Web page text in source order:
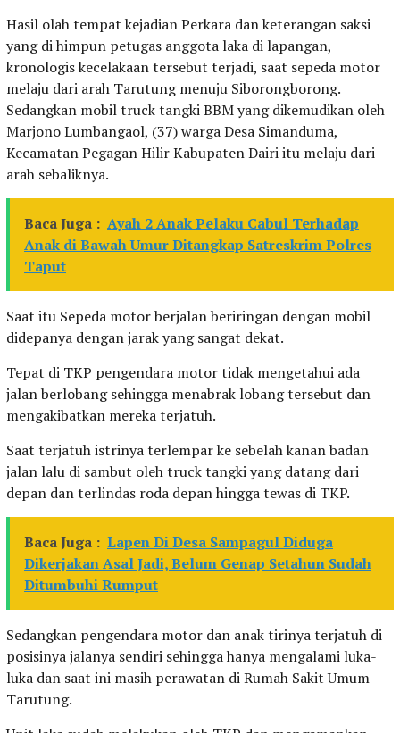
Hasil olah tempat kejadian Perkara dan keterangan saksi
yang di himpun petugas anggota laka di lapangan,
kronologis kecelakaan tersebut terjadi, saat sepeda motor
melaju dari arah Tarutung menuju Siborongborong.
Sedangkan mobil truck tangki BBM yang dikemudikan oleh
Marjono Lumbangaol, (37) warga Desa Simanduma,
Kecamatan Pegagan Hilir Kabupaten Dairi itu melaju dari
arah sebaliknya.
Baca Juga : Ayah 2 Anak Pelaku Cabul Terhadap
Anak di Bawah Umur Ditangkap Satreskrim Polres
Taput
Saat itu Sepeda motor berjalan beriringan dengan mobil
didepanya dengan jarak yang sangat dekat.
Tepat di TKP pengendara motor tidak mengetahui ada
jalan berlobang sehingga menabrak lobang tersebut dan
mengakibatkan mereka terjatuh.
Saat terjatuh istrinya terlempar ke sebelah kanan badan
jalan lalu di sambut oleh truck tangki yang datang dari
depan dan terlindas roda depan hingga tewas di TKP.
Baca Juga : Lapen Di Desa Sampagul Diduga
Dikerjakan Asal Jadi, Belum Genap Setahun Sudah
Ditumbuhi Rumput
Sedangkan pengendara motor dan anak tirinya terjatuh di
posisinya jalanya sendiri sehingga hanya mengalami luka-
luka dan saat ini masih perawatan di Rumah Sakit Umum
Tarutung.